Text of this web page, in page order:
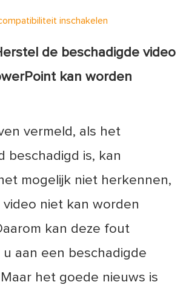
inschakelen
de beschadigde video
kan worden
vermeld, als het
beschadigd is, kan
mogelijk niet herkennen,
niet kan worden
kan deze fout
aan een beschadigde
het goede nieuws is